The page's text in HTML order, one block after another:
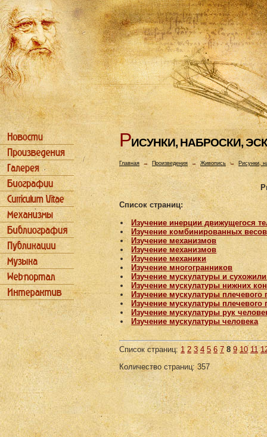
РИСУHКИ, HАБРОСКИ,
Главная→ Произведения → Живопись → Рисунки,
Список страниц:
Изучение инерции движущегося
Изучение комбинированных весов
Изучение механизмов
Изучение механизмов
Изучение механики
Изучение многогранников
Изучение мускулатуры и
Изучение мускулатуры нижних
Изучение мускулатуры плечевого
Изучение мускулатуры плечевого
Изучение мускулатуры рук
Изучение мускулатуры человека
Список страниц: 1 2 3 4 5 6 7 8 9 10 11
Количество страниц: 357